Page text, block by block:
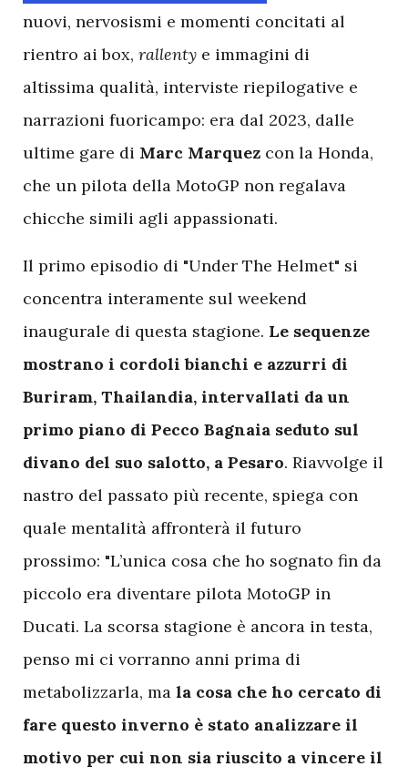
nuovi, nervosismi e momenti concitati al
rientro ai box, rallenty e immagini di
altissima qualità, interviste riepilogative e
narrazioni fuoricampo: era dal 2023, dalle
ultime gare di Marc Marquez con la Honda,
che un pilota della MotoGP non regalava
chicche simili agli appassionati.
Il primo episodio di "Under The Helmet" si
concentra interamente sul weekend
inaugurale di questa stagione. Le sequenze
mostrano i cordoli bianchi e azzurri di
Buriram, Thailandia, intervallati da un
primo piano di Pecco Bagnaia seduto sul
divano del suo salotto, a Pesaro. Riavvolge il
nastro del passato più recente, spiega con
quale mentalità affronterà il futuro
prossimo: "L’unica cosa che ho sognato fin da
piccolo era diventare pilota MotoGP in
Ducati. La scorsa stagione è ancora in testa,
penso mi ci vorranno anni prima di
metabolizzarla, ma la cosa che ho cercato di
fare questo inverno è stato analizzare il
motivo per cui non sia riuscito a vincere il